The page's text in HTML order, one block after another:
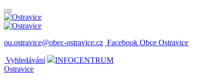
ou.ostravice@obec-ostravice.cz Facebook Obce Ostravice
Vyhledávání
INFOCENTRUM
Ostravice